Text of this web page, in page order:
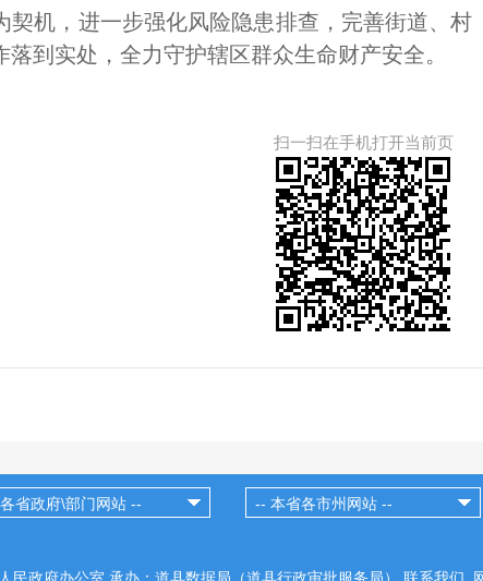
契机，进一步强化风险隐患排查，完善街道、
到实处，全力守护辖区群众生命财产安全。
扫一扫在手机打开当前页